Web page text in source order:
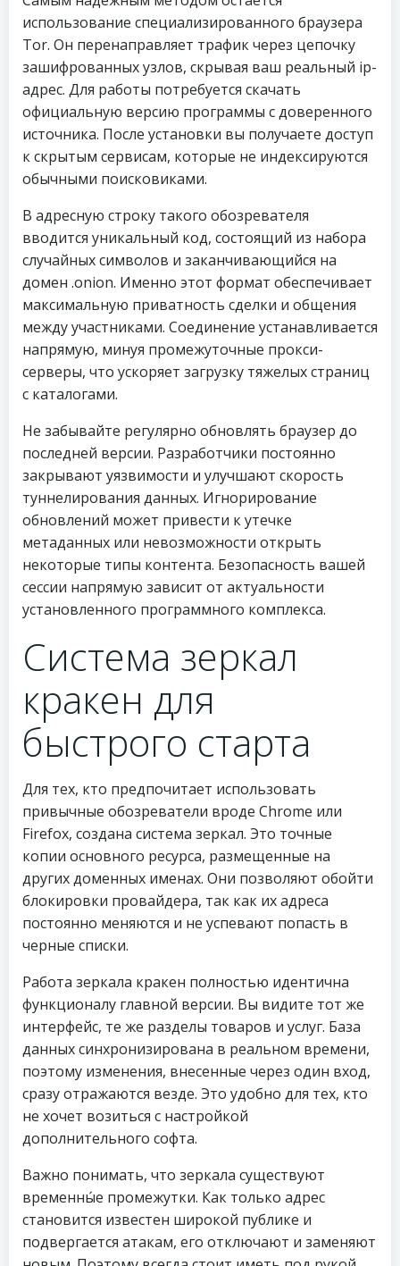
использование специализированного браузера
Tor. Он перенаправляет трафик через цепочку
зашифрованных узлов, скрывая ваш реальный ip-
адрес. Для работы потребуется скачать
официальную версию программы с доверенного
источника. После установки вы получаете доступ
к скрытым сервисам, которые не индексируются
обычными поисковиками.
В адресную строку такого обозревателя
вводится уникальный код, состоящий из набора
случайных символов и заканчивающийся на
домен .onion. Именно этот формат обеспечивает
максимальную приватность сделки и общения
между участниками. Соединение устанавливается
напрямую, минуя промежуточные прокси-
серверы, что ускоряет загрузку тяжелых страниц
с каталогами.
Не забывайте регулярно обновлять браузер до
последней версии. Разработчики постоянно
закрывают уязвимости и улучшают скорость
туннелирования данных. Игнорирование
обновлений может привести к утечке
метаданных или невозможности открыть
некоторые типы контента. Безопасность вашей
сессии напрямую зависит от актуальности
установленного программного комплекса.
Система зеркал
кракен для
быстрого старта
Для тех, кто предпочитает использовать
привычные обозреватели вроде Chrome или
Firefox, создана система зеркал. Это точные
копии основного ресурса, размещенные на
других доменных именах. Они позволяют обойти
блокировки провайдера, так как их адреса
постоянно меняются и не успевают попасть в
черные списки.
Работа зеркала кракен полностью идентична
функционалу главной версии. Вы видите тот же
интерфейс, те же разделы товаров и услуг. База
данных синхронизирована в реальном времени,
поэтому изменения, внесенные через один вход,
сразу отражаются везде. Это удобно для тех, кто
не хочет возиться с настройкой
дополнительного софта.
Важно понимать, что зеркала существуют
временны́е промежутки. Как только адрес
становится известен широкой публике и
подвергается атакам, его отключают и заменяют